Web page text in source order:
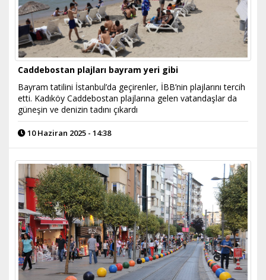
Caddebostan plajları bayram yeri gibi
Bayram tatilini İstanbul’da geçirenler, İBB’nin plajlarını tercih
etti. Kadıköy Caddebostan plajlarına gelen vatandaşlar da
güneşin ve denizin tadını çıkardı
10 Haziran 2025 - 14:38